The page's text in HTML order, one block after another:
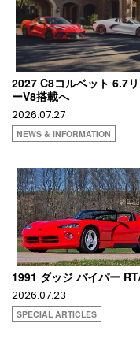
2027 C8コルベット 6.7
ーV8搭載へ
2026.07.27
NEWS & INFORMATION
1991 ダッジ バイパー
2026.07.23
SPECIAL ARTICLES